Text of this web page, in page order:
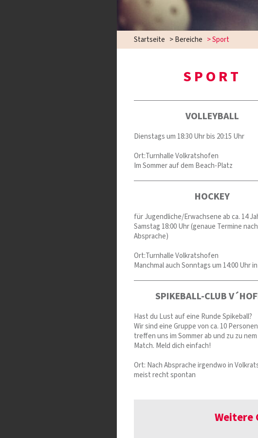
Startseite >Bereiche >Sport
SPORT
VOLLEYBALL
Dienstags um 18:30 Uhr bis 20:15 Uhr
Ort:Turnhalle Volkratshofen
Im Sommer auf dem Beach-Platz
HOCKEY
für Jugendliche/Erwachsene ab ca. 14
Samstag 18:00 Uhr (genaue Termine nach
Absprache)
Ort:Turnhalle Volkratshofen
Manchmal auch Sonntags um 14:00 Uhr
SPIKEBALL-CLUB
Hast du Lust auf eine Runde Spikeball?
Wir sind eine Gruppe von ca. 10
treffen uns im Sommer ab und zu zu
Match. Meld dich einfach!
Ort: Nach Absprache irgendwo in
meist recht spontan
Weitere